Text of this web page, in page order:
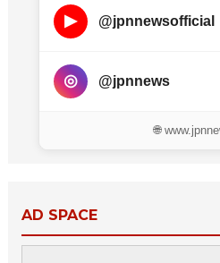
▶ @jpnnewsofficial
◎ @jpnnews
🌐
AD SPACE